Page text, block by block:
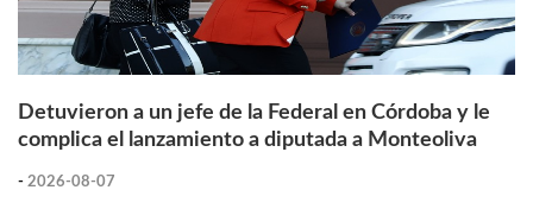
Detuvieron a un jefe de la Federal en Córdoba y le
complica el lanzamiento a diputada a Monteoliva
- 2026-08-07